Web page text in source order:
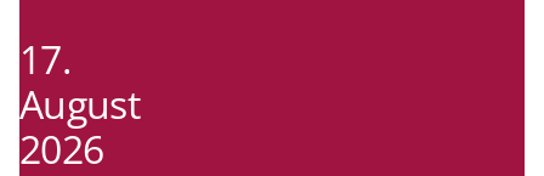
17.
August
2026